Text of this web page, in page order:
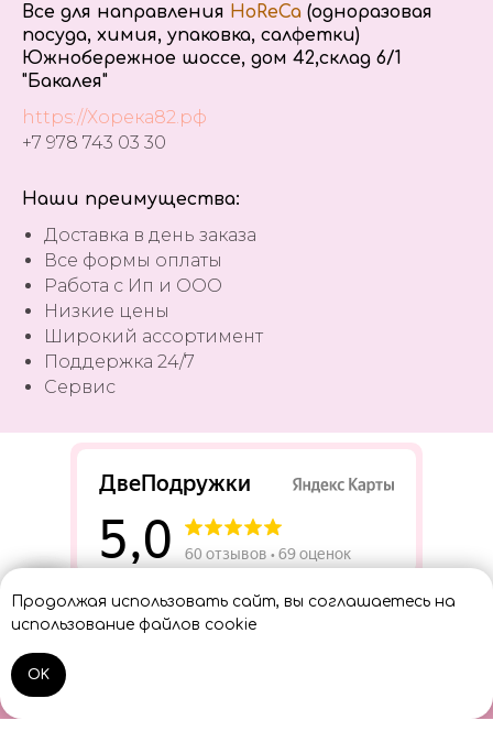
Home
Все для направления HoReCa (одноразовая
посуда, химия, упаковка, салфетки)
Южнобережное шоссе, дом 42,склад 6/1
"Бакалея"
https://Хорека82.рф
+7 978 743 03 30
Наши преимущества:
Доставка в день заказа
Все формы оплаты
Работа с Ип и ООО
Низкие цены
Широкий ассортимент
Поддержка 24/7
Сервис
Продолжая использовать сайт, вы соглашаетесь на
использование файлов cookie
OK
Разработать сайт
Консультант